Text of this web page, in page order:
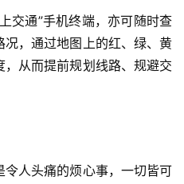
交通”手机终端，亦可随时查
，通过地图上的红、绿、黄
从而提前规划线路、规避交
人头痛的烦心事，一切皆可